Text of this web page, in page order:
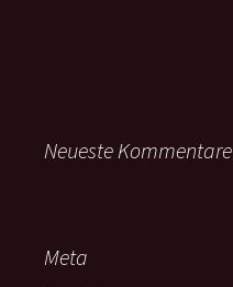
Neueste Kommentare
Meta